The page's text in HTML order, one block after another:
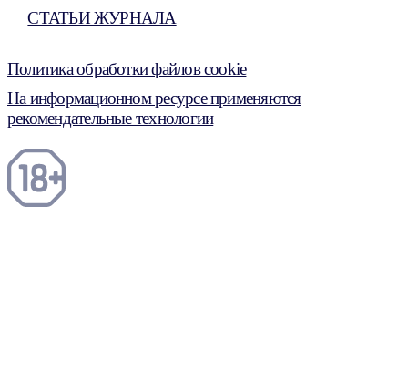
СТАТЬИ ЖУРНАЛА
Политика обработки файлов cookie
На информационном ресурсе применяются
рекомендательные технологии